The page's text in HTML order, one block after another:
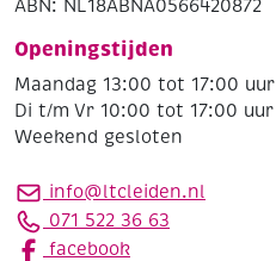
ABN: NL18ABNA0566420872
Openingstijden
Maandag 13:00 tot 17:00 uur
Di t/m Vr 10:00 tot 17:00 uur
Weekend gesloten
info@ltcleiden.nl
071 522 36 63
facebook